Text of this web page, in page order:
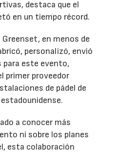
destaca que el
en un tiempo récord.
en menos de
personalizó, envió
este evento,
primer proveedor
de pádel de
a conocer más
ni sobre los planes
esta colaboración